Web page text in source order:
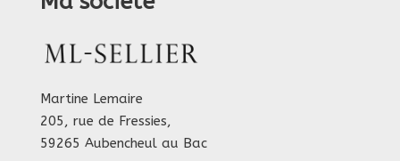
Martine Lemaire
205, rue de Fressies,
59265 Aubencheul au Bac